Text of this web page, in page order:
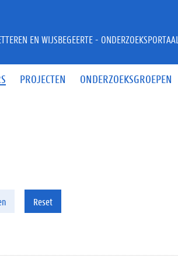
PROJECTEN ONDERZOEKSGROEPEN
EN WIJSBEGEERTE - ONDERZOEKSPORTAAL
Reset